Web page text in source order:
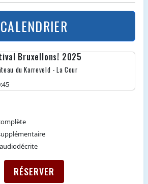
CALENDRIER
Bruxellons! 2025
du Karreveld - La Cour
RÉSERVER